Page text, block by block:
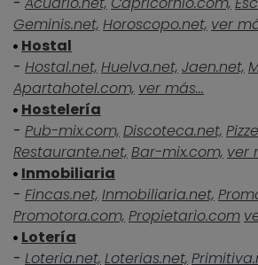
Geminis.net, Horoscopo.net, ver
Hostal
- Hostal.net, Huelva.net, Jaen.net,
Apartahotel.com, ver más...
Hostelería
- Pub-mix.com, Discoteca.net,
Restaurante.net, Bar-mix.com, ver
Inmobiliaria
- Fincas.net, Inmobiliaria.net,
Promotora.com, Propietario.com
Lotería
- Loteria.net, Loterias.net,